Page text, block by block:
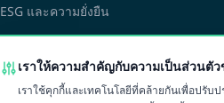
ESG และความยั่งยืน
ติดต่อเรา
เราให้ความสำคัญกับความเป็นส่วนตั
เราใช้คุกกี้และเทคโนโลยีที่คล้ายกันเพื่อปรับ